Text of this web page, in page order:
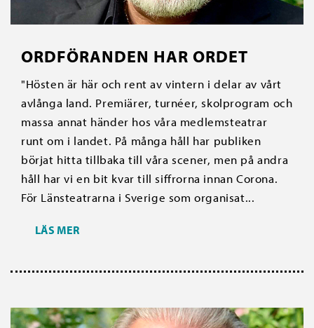
ORDFÖRANDEN HAR ORDET
"Hösten är här och rent av vintern i delar av vårt
avlånga land. Premiärer, turnéer, skolprogram och
massa annat händer hos våra medlemsteatrar
runt om i landet. På många håll har publiken
börjat hitta tillbaka till våra scener, men på andra
håll har vi en bit kvar till siffrorna innan Corona.
För Länsteatrarna i Sverige som organisat...
LÄS MER